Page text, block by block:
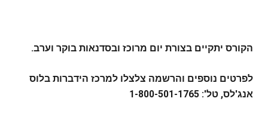
הקורס יתקיים בצורת יום מרוכז ובסדנאות בוקר וערב.
לפרטים נוספים והרשמה צלצלו למרכז הידברות בלוס
אנג'לס, טל': 1-800-501-1765